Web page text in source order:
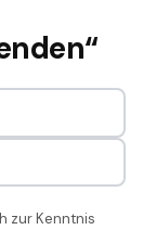
zur Kenntnis